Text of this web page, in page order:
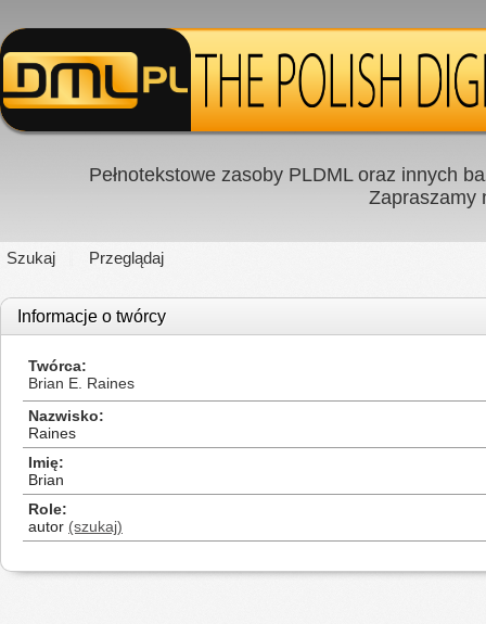
Pełnotekstowe zasoby PLDML oraz innych
Zapraszamy
Szukaj Przeglądaj
Informacje o twórcy
Twórca
Brian E. Raines
Nazwisko
Raines
Imię
Brian
Role
autor (szukaj)